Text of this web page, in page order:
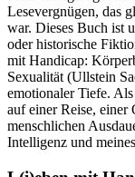
Lesevergnügen, das
war. Dieses Buch ist
oder historische
mit Handicap:
Sexualität (Ullstein
emotionaler Tiefe.
auf einer Reise, einer
menschlichen
Intelligenz und